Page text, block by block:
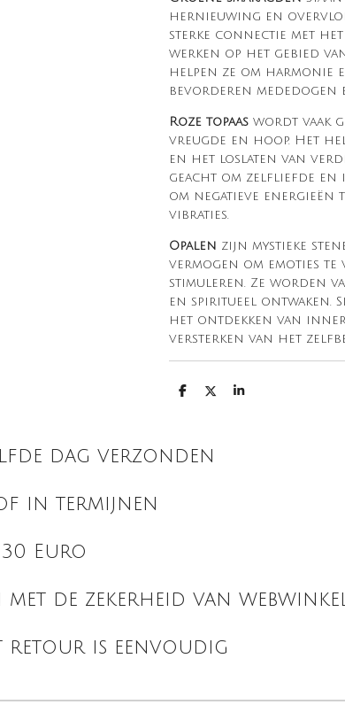
hernieuwing en
sterke connectie met
werken op het gebied
helpen ze om harmonie
bevorderen mededogen
Roze topaas wordt vaak
vreugde en hoop. Het
en het loslaten van
geacht om zelfliefde en
om negatieve
vibraties.
Opalen zijn mystieke
vermogen om emoties
stimuleren. Ze worden
en spiritueel ontwaken.
het ontdekken van
versterken van het
D
D
S
dag verzonden
in termijnen
Euro
de zekerheid van
retour is eenvoudig